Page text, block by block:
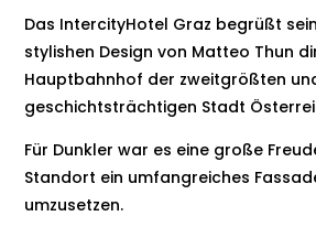
Das IntercityHotel Graz begrüßt
stylishen Design von Matteo Thun
Hauptbahnhof der zweitgrößten
geschichtsträchtigen Stadt
Für Dunkler war es eine große
Standort ein umfangreiches
umzusetzen.